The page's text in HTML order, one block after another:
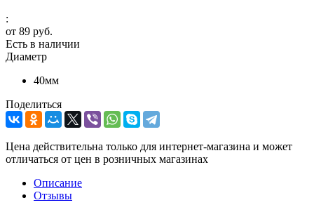
:
от 89 руб.
Есть в наличии
Диаметр
40мм
Поделиться
Цена действительна только для интернет-магазина и может
отличаться от цен в розничных магазинах
Описание
Отзывы